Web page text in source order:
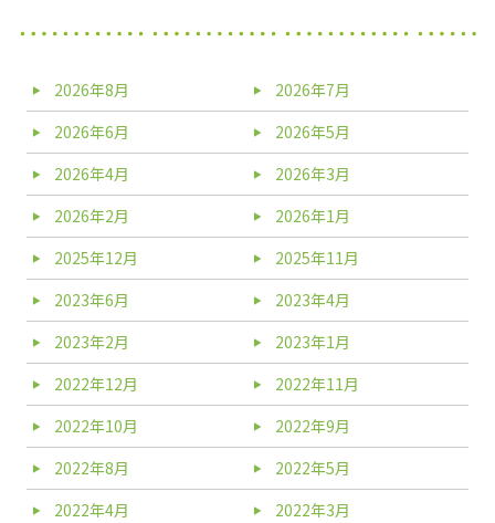
2026年8月
2026年7月
2026年6月
2026年5月
2026年4月
2026年3月
2026年2月
2026年1月
2025年12月
2025年11月
2023年6月
2023年4月
2023年2月
2023年1月
2022年12月
2022年11月
2022年10月
2022年9月
2022年8月
2022年5月
2022年4月
2022年3月